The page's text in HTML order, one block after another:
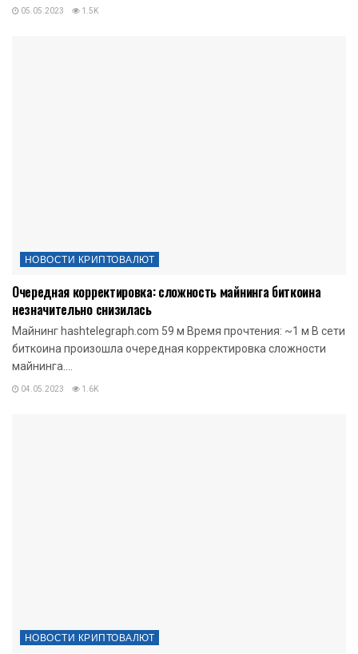
05.05.2023 1.5K
НОВОСТИ КРИПТОВАЛЮТ
Очередная корректировка: сложность майнинга биткоина
незначительно снизилась
Майнинг hashtelegraph.com 59 м Время прочтения: ~1 м В сети
биткоина произошла очередная корректировка сложности
майнинга....
04.05.2023 1.6K
НОВОСТИ КРИПТОВАЛЮТ